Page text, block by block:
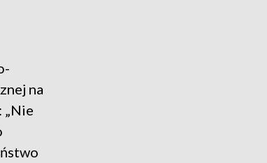
na
„Nie